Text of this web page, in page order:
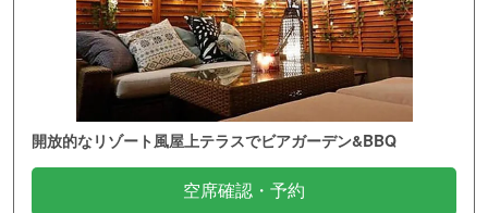
開放的なリゾート風屋上テラスでビアガーデン&BBQ
空席確認・予約